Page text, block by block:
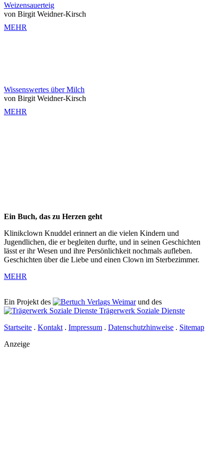
Weizensauerteig
von Birgit Weidner-Kirsch
MEHR
Wissenswertes über Milch
von Birgit Weidner-Kirsch
MEHR
Ein Buch, das zu Herzen geht
Klinikclown Knuddel erinnert an die vielen Kindern und
Jugendlichen, die er begleiten durfte, und in seinen Geschichten
lässt er ihr Wesen und ihre Persönlichkeit nochmals aufleben.
Geschichten über die Liebe und einen Clown im Sterbezimmer.
MEHR
Ein Projekt des Verlags Weimarund des
Trägerwerk Soziale Dienste
Startseite . Kontakt . Impressum . Datenschutzhinweise . Sitemap
Anzeige